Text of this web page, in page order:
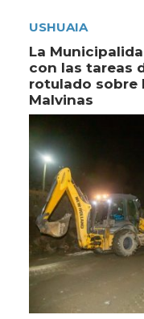
USHUAIA
La
con las tareas
rotulado sobre
Malvinas